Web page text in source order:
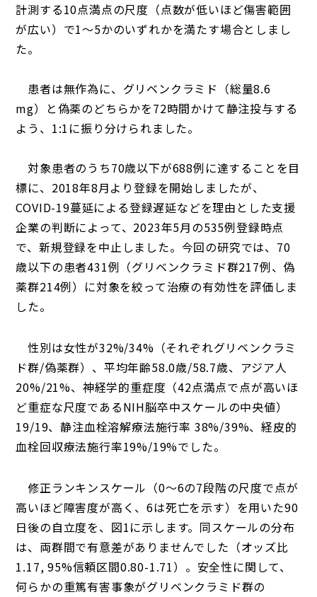
計測する10点満点の尺度（点数が低いほど傷害範囲
が広い）で1～5かのいずれかを満たす場合としまし
た。
患者は無作為に、グリベンクラミド（総量8.6
mg）と偽薬のどちらかを72時間かけて静注投与する
よう、1:1に振り分けられました。
対象患者のうち70歳以下が688例に達することを目
標に、2018年8月より登録を開始しましたが、
COVID-19蔓延による登録遅延などを理由とした支援
企業の判断によって、2023年5月の535例登録時点
で、新規登録を中止しました。今回の研究では、70
歳以下の患者431例（グリベンクラミド群217例、偽
薬群214例）に対象を絞って治療の有効性を評価しま
した。
性別は女性が32%/34%（それぞれグリベンクラミ
ド群/偽薬群）、平均年齢58.0歳/58.7歳、アジア人
20%/21%、神経学的重症度（42点満点で点が高いほ
ど重症な尺度であるNIH脳卒中スケールの中央値）
19/19、静注血栓溶解療法施行率 38%/39%、経皮的
血栓回収療法施行率19%/19%でした。
修正ランキンスケール（0～6の7段階の尺度で点が
高いほど障害度が高く、6は死亡を示す）を用いた90
日後の自立度を、図1に示します。同スケールの分布
は、両群間で有意差がありませんでした（オッズ比
1.17, 95%信頼区間0.80-1.71）。安全性に関して、
何らかの重篤有害事象がグリベンクラミド群の